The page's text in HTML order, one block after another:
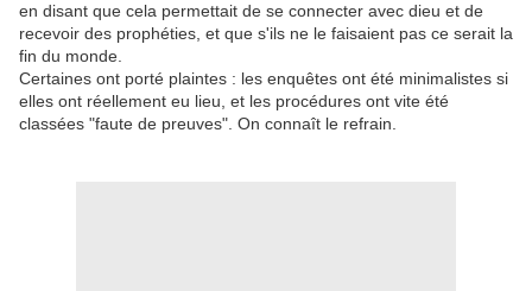
en disant que cela permettait de se connecter avec dieu et de
recevoir des prophéties, et que s'ils ne le faisaient pas ce serait la
fin du monde.
Certaines ont porté plaintes : les enquêtes ont été minimalistes si
elles ont réellement eu lieu, et les procédures ont vite été
classées "faute de preuves". On connaît le refrain.